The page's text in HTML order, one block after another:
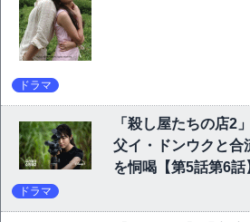
ドラマ
「殺し屋たちの店2
父イ・ドンウクと合
を恫喝【第5話第6話
ドラマ